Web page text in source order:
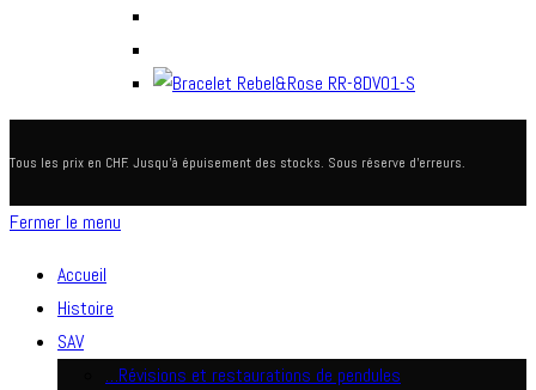
Tous les prix en CHF. Jusqu'à épuisement des stocks. Sous réserve d'erreurs.
Fermer le menu
Accueil
Histoire
SAV
…Révisions et restaurations de pendules